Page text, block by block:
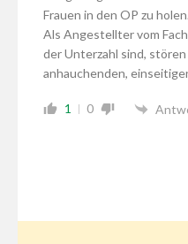
Frauen in den OP zu holen.
Als Angestellter vom
der Unterzahl sind,
anhauchenden,
1 0